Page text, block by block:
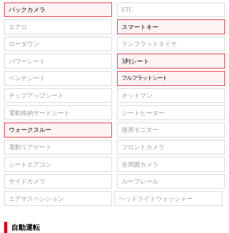
バックカメラ ETC
エアロ スマートキー
ローダウン ランフラットタイヤ
パワーシート 3列シート
ベンチシート フルフラットシート
チップアップシート オットマン
電動格納サードシート シートヒーター
ウォークスルー 後席モニター
電動リアゲート フロントカメラ
シートエアコン 全周囲カメラ
サイドカメラ ルーフレール
エアサスペンション ヘッドライトウォッシャー
自動運転